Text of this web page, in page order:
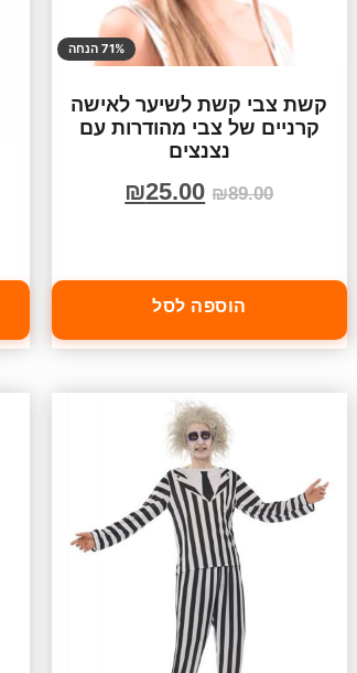
71% הנחה
קשת צבי קשת לשיער לאישה
קרניים של צבי מהודרות עם
נצנצים
₪89.00
₪25.00
הוספה לסל